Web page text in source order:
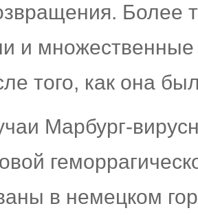
Более
и
того, как она
Марбург-
в немецком